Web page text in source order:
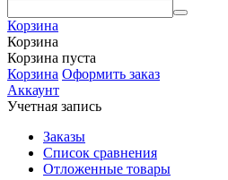
Корзина
Корзина
Корзина пуста
Корзина Оформить заказ
Аккаунт
Учетная запись
Заказы
Список сравнения
Отложенные товары